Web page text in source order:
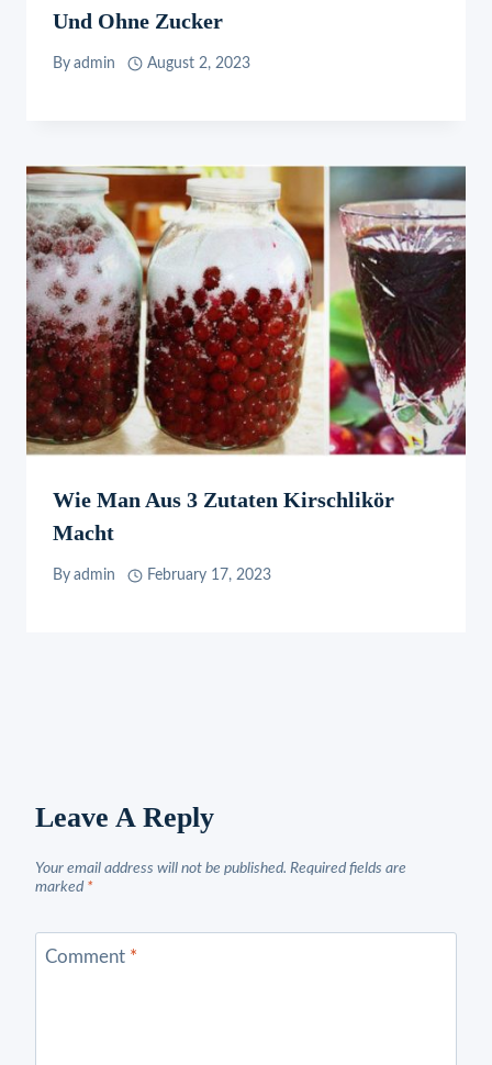
Und Ohne Zucker
By admin August 2, 2023
Wie Man Aus 3 Zutaten Kirschlikör
Macht
By admin February 17, 2023
Leave A Reply
Your email address will not be published. Required fields are
marked *
Comment *